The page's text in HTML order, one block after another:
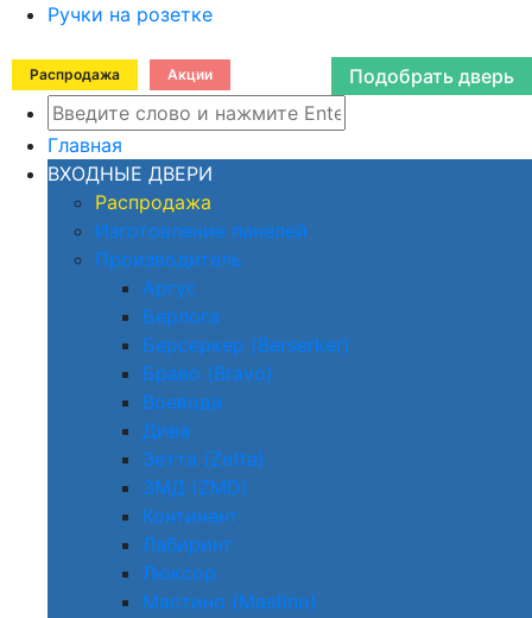
Ручки на розетке
Распродажа Акции Подобрать дверь
Главная
ВХОДНЫЕ ДВЕРИ
Распродажа
Изготовление панелей
Производитель
Аргус
Берлога
Берсеркер (Berserker)
Браво (Bravo)
Воевода
Дива
Зетта (Zetta)
ЗМД (ZMD)
Континент
Лабиринт
Люксор
Мастино (Mastino)